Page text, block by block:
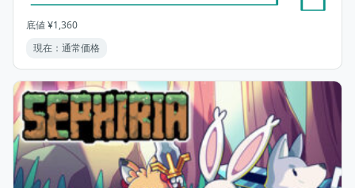
底値 ¥1,360
現在：通常価格